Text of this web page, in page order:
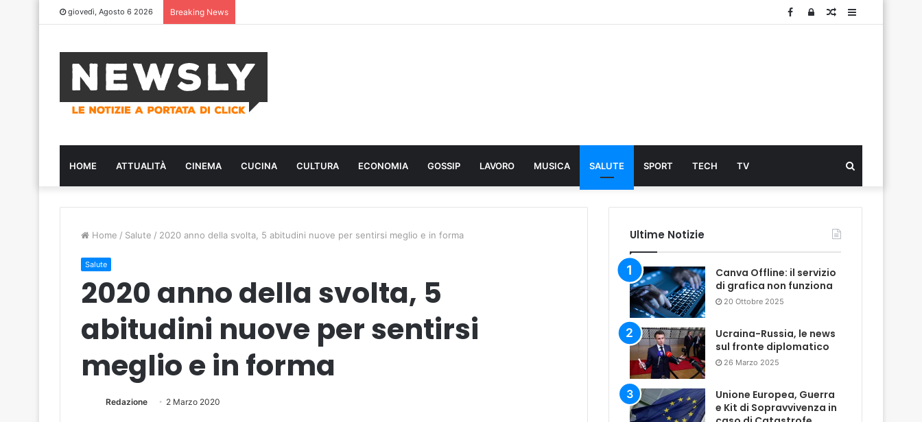
giovedì, Agosto 6 2026 Breaking News Sidebar
Articolo
Log
Facebook
HOME ATTUALITÀ CINEMA CUCINA CULTURA ECONOMIA GOSSIP LAVORO MUSICA SALUTE SPORT TECH TV
...
Home / Salute / 2020 anno della svolta, 5 abitudini nuove per sentirsi meglio e in forma
Salute
2020 anno della svolta, 5
abitudini nuove per sentirsi
meglio e in forma
Redazione 2 Marzo 2020
Ultime Notizie
Canva Offline: il servizio
di grafica non funziona
20 Ottobre 2025
Ucraina-Russia, le news
sul fronte diplomatico
26 Marzo 2025
Unione Europea, Guerra
e Kit di Sopravvivenza in